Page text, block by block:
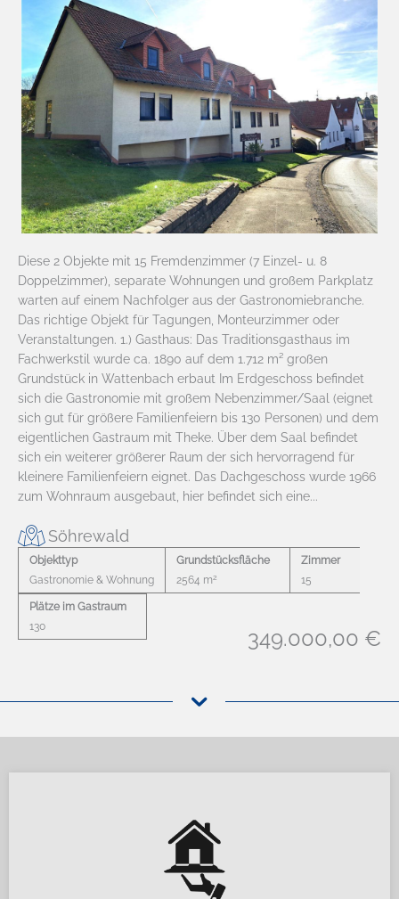
Diese 2 Objekte mit 15 Fremdenzimmer (7 Einzel- u. 8
Doppelzimmer), separate Wohnungen und großem Parkplatz
warten auf einem Nachfolger aus der Gastronomiebranche.
Das richtige Objekt für Tagungen, Monteurzimmer oder
Veranstaltungen. 1.) Gasthaus: Das Traditionsgasthaus im
Fachwerkstil wurde ca. 1890 auf dem 1.712 m² großen
Grundstück in Wattenbach erbaut Im Erdgeschoss befindet
sich die Gastronomie mit großem Nebenzimmer/Saal (eignet
sich gut für größere Familienfeiern bis 130 Personen) und dem
eigentlichen Gastraum mit Theke. Über dem Saal befindet
sich ein weiterer größerer Raum der sich hervorragend für
kleinere Familienfeiern eignet. Das Dachgeschoss wurde 1966
zum Wohnraum ausgebaut, hier befindet sich eine...
Söhrewald
Objekttyp
Gastronomie & Wohnung
Grundstücksfläche
2564 m 2
Zimmer
15
Plätze im Gastraum
130
349.000,00 €